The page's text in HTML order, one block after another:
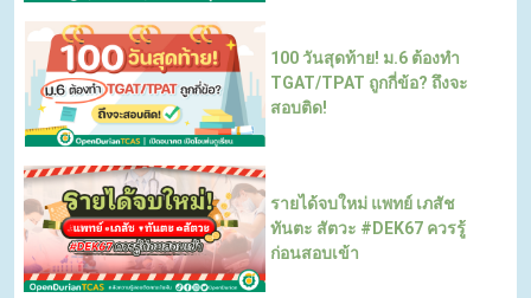
100 วันสุดท้าย! ม.6 ต้องทำ
TGAT/TPAT ถูกกี่ข้อ? ถึงจะ
สอบติด!
รายได้จบใหม่ แพทย์ เภสัช
ทันตะ สัตวะ #DEK67 ควรรู้
ก่อนสอบเข้า